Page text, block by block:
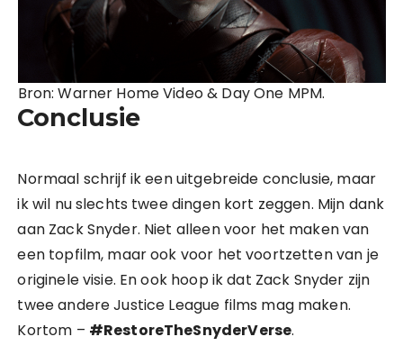
Bron: Warner Home Video & Day One MPM.
Conclusie
Normaal schrijf ik een uitgebreide conclusie, maar
ik wil nu slechts twee dingen kort zeggen. Mijn dank
aan Zack Snyder. Niet alleen voor het maken van
een topfilm, maar ook voor het voortzetten van je
originele visie. En ook hoop ik dat Zack Snyder zijn
twee andere Justice League films mag maken.
Kortom – #RestoreTheSnyderVerse.